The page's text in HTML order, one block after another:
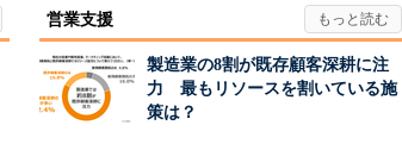
営業支援
製造業の8割が既存顧客深耕に注
力 最もリソースを割いている施
策は？